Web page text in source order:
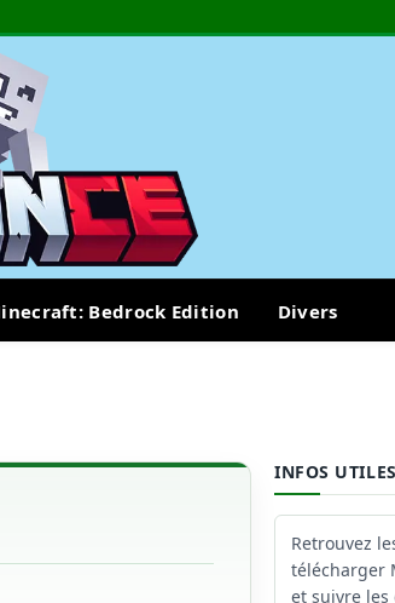
Bedrock Edition Divers
INFOS UTILES
Retrouvez
télécharger
et suivre